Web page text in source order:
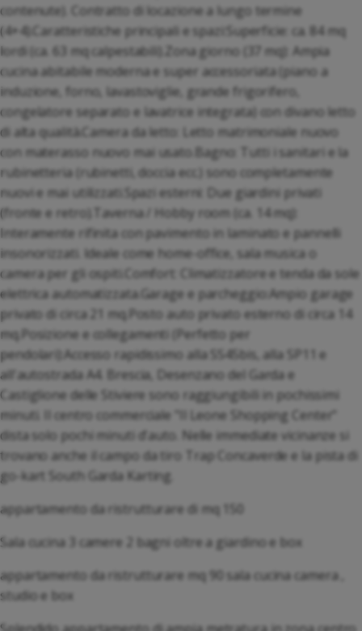
contenute). Contratto di locazione a lungo termine
(4+4).Caratteristiche principali e spazi:Superficie: ca. 84 mq
lordi (ca. 63 mq calpestabili).Zona giorno (37 mq): Ampia
cucina abitabile moderna e super accessoriata (piano a
induzione, forno, lavastoviglie, grande frigorifero,
congelatore separato e lavatrice integrata) con divano letto
di alta qualità.Camera da letto: Letto matrimoniale nuovo
con materasso nuovo mai usato.Bagno: Tutti i sanitari e la
rubinetteria (rubinetti, doccia ecc.) sono completamente
nuovi e mai utilizzati.Spazi esterni: Due giardini privati
(fronte e retro).Taverna / Hobby room (ca. 14 mq):
Interamente rifinita con pavimento in laminato e pannelli
insonorizzati. Ideale come home-office, sala musica o
camera per gli ospiti.Comfort: Climatizzatore e tenda da sole
elettrica automatizzata.Garage e parcheggio:Ampio garage
privato di circa 21 mq.Posto auto privato esterno di circa 14
mq.Posizione e collegamenti (Perfetto per
pendolari):Accesso rapidissimo alla SS45bis, alla SP11 e
all'autostrada A4. Brescia, Desenzano del Garda e
Castiglione delle Stiviere sono raggiungibili in pochissimi
minuti. Il centro commerciale "Il Leone Shopping Center"
dista solo pochi minuti d'auto. Nelle immediate vicinanze si
trovano anche il campo da tiro Trap Concaverde e la pista di
go-kart South Garda Karting.
appartamento da ristrutturare di mq 150
Sala cucina 3 camere 2 bagni oltre a giardino e box
appartamento da ristrutturare mq 90 sala cucina camera ,
studio e box